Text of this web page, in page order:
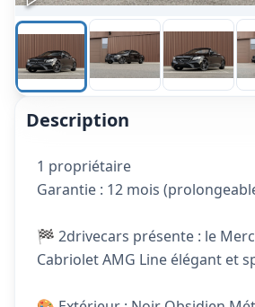
Description
1 propriétaire
Garantie : 12 mois
🏁 2drivecars présente : le
Cabriolet AMG Line élégant et